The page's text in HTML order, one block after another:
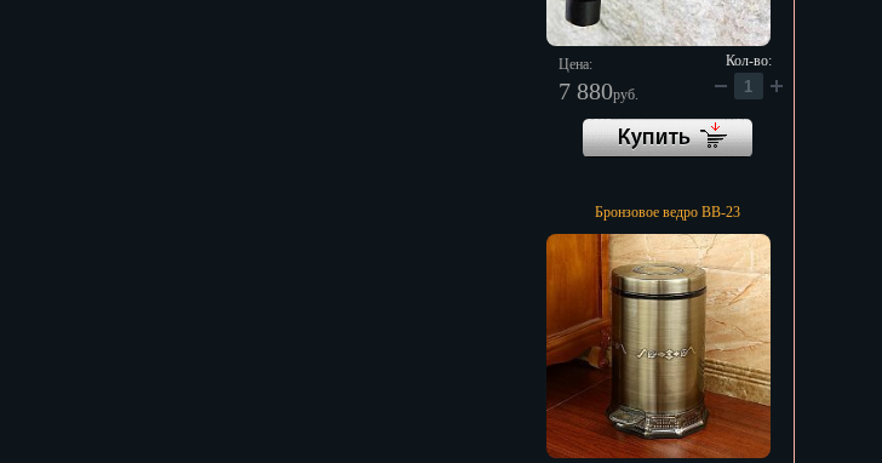
Цена:
7 880руб.
Кол-во:
Бронзовое ведро BB-23